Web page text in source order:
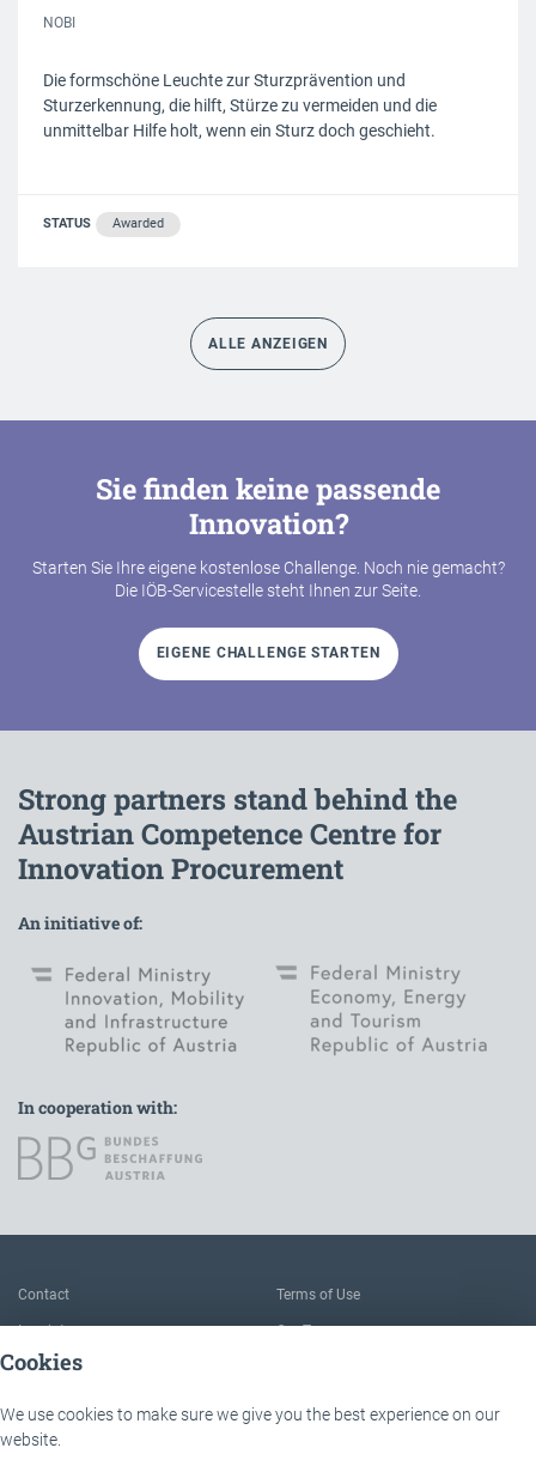
NOBI
Die formschöne Leuchte zur Sturzprävention und
Sturzerkennung, die hilft, Stürze zu vermeiden und die
unmittelbar Hilfe holt, wenn ein Sturz doch geschieht.
STATUS Awarded
ALLE ANZEIGEN
Sie finden keine passende
Innovation?
Starten Sie Ihre eigene kostenlose Challenge. Noch nie gemacht?
Die IÖB-Servicestelle steht Ihnen zur Seite.
EIGENE CHALLENGE STARTEN
Strong partners stand behind the
Austrian Competence Centre for
Innovation Procurement
An initiative of:
In cooperation with:
Cookies
We use cookies to make sure we give you the best experience on our
website.
Contact
Imprint
FAQ
Accessibility
Terms of Use
Our Team